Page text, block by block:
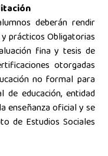
deberán rendir
prácticos Obligatorias
fina y tesis de
otorgadas
no formal para
educación, entidad
enseñanza oficial y se
de Estudios Sociales